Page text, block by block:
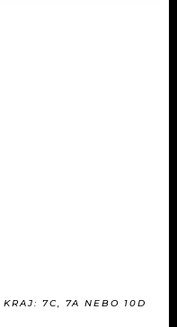
KRAJ: 7C, 7A NEBO 10D